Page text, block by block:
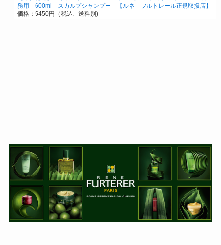
務用 600ml スカルプシャンプー 【ルネ フルトレール正規取扱店】
価格：5450円（税込、送料別)